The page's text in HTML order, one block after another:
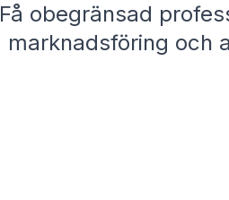
Få obegränsad
marknadsföring och